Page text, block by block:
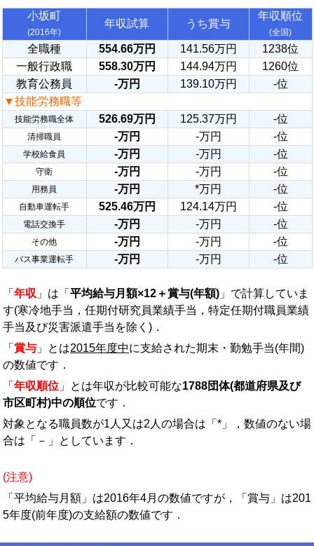
小坂町
(2016年)
年収試算 うち賞与
年収順位
(全国)
全職種 554.66万円 141.56万円
1238位
一般行政職
558.30万円 144.94万円
1260位
教育公務員
-万円 139.10万円
-位
▼技能労務職等
技能労務職全体 526.69万円 125.37万円 -位
清掃職員 -万円 -万円 -位
学校給食員 -万円 -万円 -位
守衛 -万円 -万円 -位
用務員 -万円 *万円 -位
自動車運転手 525.46万円 124.14万円 -位
電話交換手 -万円 -万円 -位
その他 -万円 -万円 -位
バス事業運転手 -万円 -万円 -位
「 年収 」は「 平均給与月額×12＋賞与(年額) 」で計算していま
す(寒冷地手当，任期付研究員業績手当，特定任期付職員業績
手当及び災害派遣手当を除く)．
「 賞与 」とは2015年度中に支給された期末・勤勉手当(年間)
の数値です．
「 年収順位 」とは年収が比較可能な1788団体(都道府県及び
市区町村)中の順位です．
対象となる職員数が1人又は2人の場合は「*」，数値のない場
合は「－」としています．
(注意)
「平均給与月額」は2016年4月の数値ですが，「賞与」は201
5年度(前年度)の支給額の数値です．